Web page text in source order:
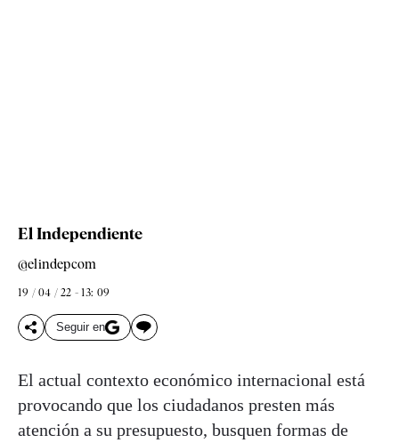
El Independiente
@elindepcom
19 / 04 / 22 - 13: 09
Seguir en
El actual contexto económico internacional está
provocando que los ciudadanos presten más
atención a su presupuesto, busquen formas de